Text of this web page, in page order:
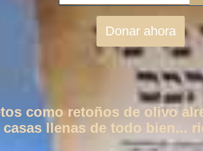
Donar ahora
como retoños de olivo
llenas de todo bien...